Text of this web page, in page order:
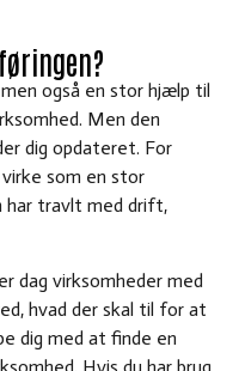
også en stor hjælp til
Men den
dig opdateret. For
som en stor
har travlt med drift,
dag virksomheder med
hvad der skal til for at
dig med at finde en